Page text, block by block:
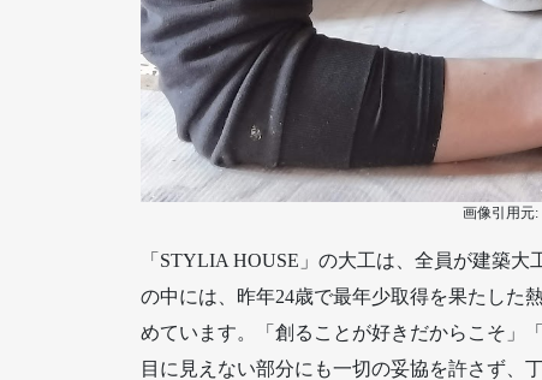
画像引用元:
「STYLIA HOUSE」の大工は、全員が建築
の中には、昨年24歳で最年少取得を果たした
めています。「創ることが好きだからこそ」
目に見えない部分にも一切の妥協を許さず、